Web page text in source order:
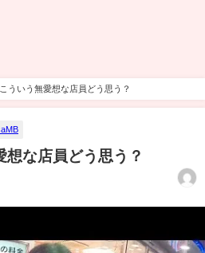
こういう無愛想な店員どう思う？
想な店員どう思う？